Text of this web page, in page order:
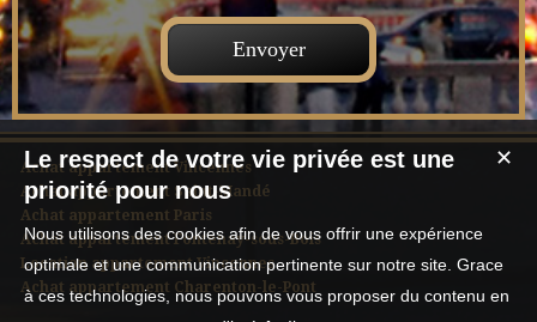
Achat appartement Vincennes
Achat appartement Saint-Mandé
Achat appartement Paris
Achat appartement Fontenay-sous-Bois
Location appartement Vincennes
Achat appartement Charenton-le-Pont
✕
Le respect de votre vie privée est une
priorité pour nous
Nous utilisons des cookies afin de vous offrir une expérience
optimale et une communication pertinente sur notre site. Grace
à ces technologies, nous pouvons vous proposer du contenu en